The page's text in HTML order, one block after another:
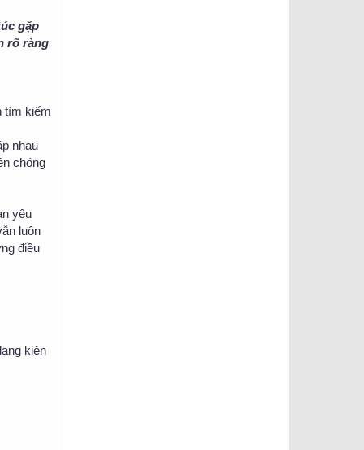
gặp
rõ ràng
tìm kiếm
nhau
chóng
yêu
luôn
điều
kiên